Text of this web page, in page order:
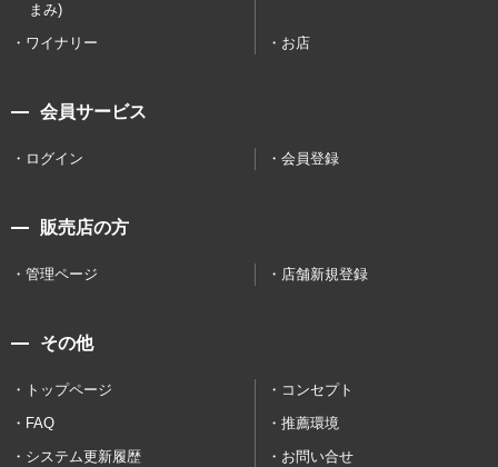
まみ)
ワイナリー お店
会員サービス
ログイン 会員登録
販売店の方
管理ページ 店舗新規登録
その他
トップページ
コンセプト
FAQ
推薦環境
システム更新履歴
お問い合せ